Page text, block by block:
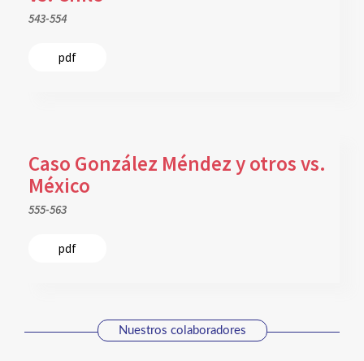
543-554
pdf
Caso González Méndez y otros vs.
México
555-563
pdf
Nuestros colaboradores